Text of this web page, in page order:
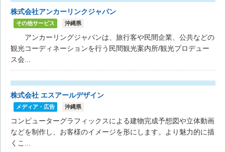
株式会社アンカーリンクジャパン
その他サービス 沖縄県
アンカーリングジャパンは、旅行客や民間企業、公共などの
観光コーディネーションを行う民間観光案内所/観光プロデュー
ス会...
株式会社 エスアールデザイン
メディア・広告 沖縄県
コンピューターグラフィックスによる建物完成予想図や立体動画
などを制作し、お客様のイメージを形にします。より魅力的に描
くこ...